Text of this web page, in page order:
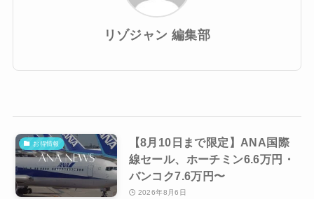
リゾジャン 編集部
お得情報
【8月10日まで限定】ANA国際
線セール、ホーチミン6.6万円・
バンコク7.6万円〜
2026年8月6日